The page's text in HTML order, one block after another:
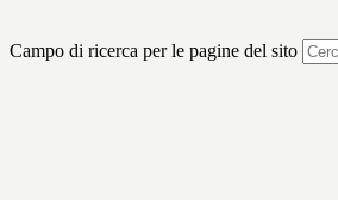
Campo di ricerca per le pagine del sito